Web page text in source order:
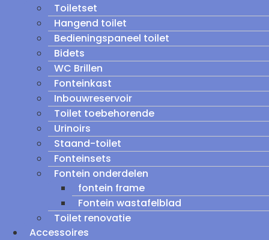
Toiletset
Hangend toilet
Bedieningspaneel toilet
Bidets
WC Brillen
Fonteinkast
Inbouwreservoir
Toilet toebehorende
Urinoirs
Staand-toilet
Fonteinsets
Fontein onderdelen
fontein frame
Fontein wastafelblad
Toilet renovatie
Accessoires